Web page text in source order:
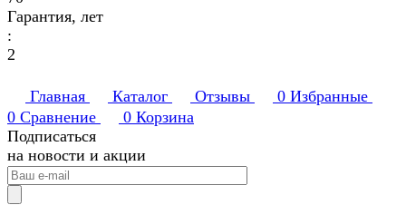
Гарантия, лет
:
2
Главная Каталог Отзывы 0 Избранные
0 Сравнение 0 Корзина
Подписаться
на новости и акции